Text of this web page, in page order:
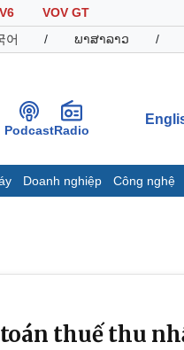
VOV GT
어 / ພາສາລາວ /
PodcastRadio
Doanh nghiệp Công nghệ
thuế thu